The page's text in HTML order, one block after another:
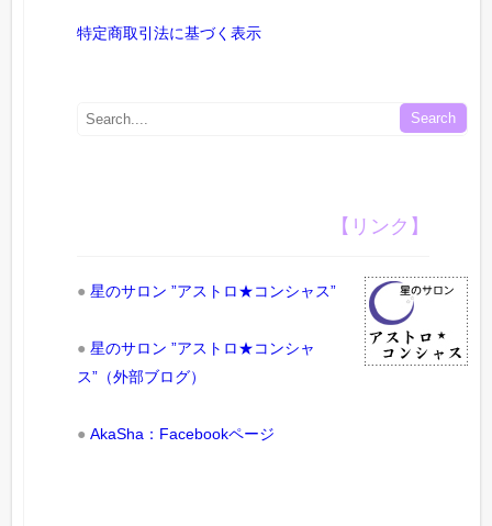
特定商取引法に基づく表示
【リンク】
●星のサロン ”アストロ★コンシャス”
●星のサロン ”アストロ★コンシャ
ス”（外部ブログ）
●AkaSha：Facebookページ